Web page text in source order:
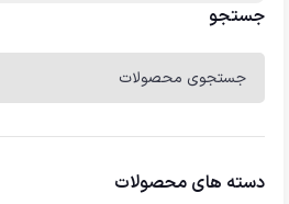
جستجو
دسته های محصولات